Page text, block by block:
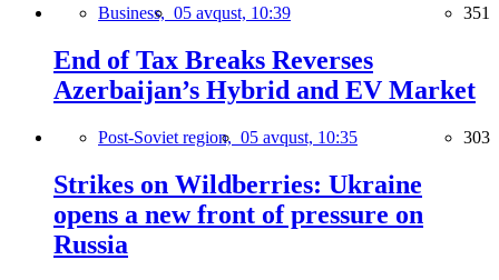
Business, 05 avqust, 10:39 351
End of Tax Breaks Reverses
Azerbaijan’s Hybrid and EV Market
Post-Soviet region, 05 avqust, 10:35 303
Strikes on Wildberries: Ukraine
opens a new front of pressure on
Russia